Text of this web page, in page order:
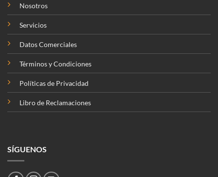
Nosotros
Servicios
Datos Comerciales
Términos y Condiciones
Políticas de Privacidad
Libro de Reclamaciones
SÍGUENOS